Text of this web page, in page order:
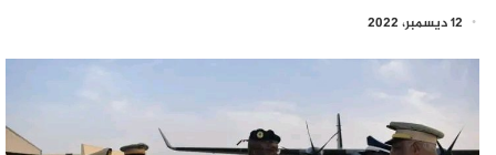
12 ديسمبر، 2022